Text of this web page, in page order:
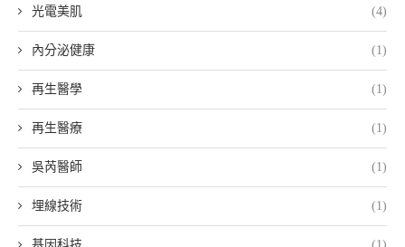
光電美肌 (4)
內分泌健康 (1)
再生醫學 (1)
再生醫療 (1)
吳芮醫師 (1)
埋線技術 (1)